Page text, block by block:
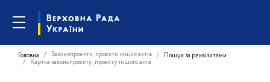
Головна Законопроєкти, проєкти інших актів
Пошук за реквізитами
Картка законопроєкту, проєкту іншого акта